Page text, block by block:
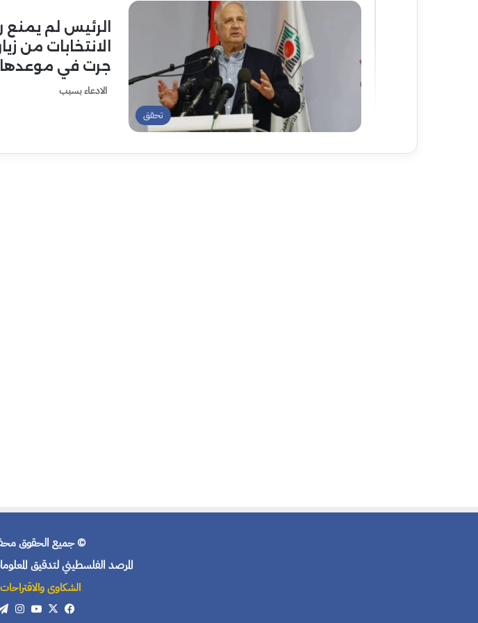
تحقق
الرئيس لم
الانتخابات من
جرت في موعدها
الادعاء بسبب
© جميع الحقوق محفوظة
المرصد الفلسطيني لتدقيق
الشكاوى والاقتراحات
فيسبوك
X يوتيوب